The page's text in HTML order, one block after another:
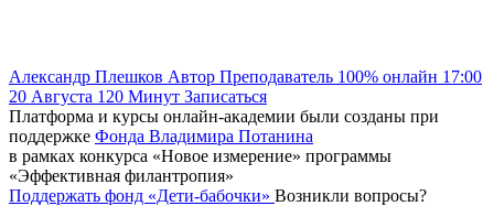
Александр Плешков Автор Преподаватель 100% онлайн 17:00
20 Августа 120 Минут Записаться
Платформа и курсы онлайн-академии были созданы при
поддержке Фонда Владимира Потанина
в рамках конкурса «Новое измерение» программы
«Эффективная филантропия»
Поддержать фонд «Дети-бабочки» Возникли вопросы?